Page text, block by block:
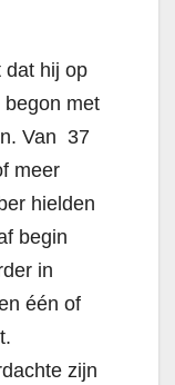
dat hij op
begon met
Van 37
meer
hielden
begin
in
één of
zijn